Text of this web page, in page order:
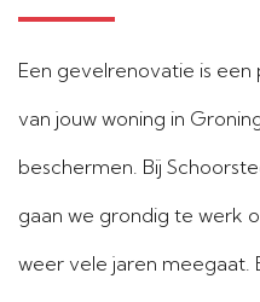
Een gevelrenovatie is
van jouw woning in
beschermen. Bij
gaan we grondig te werk
weer vele jaren meegaat.